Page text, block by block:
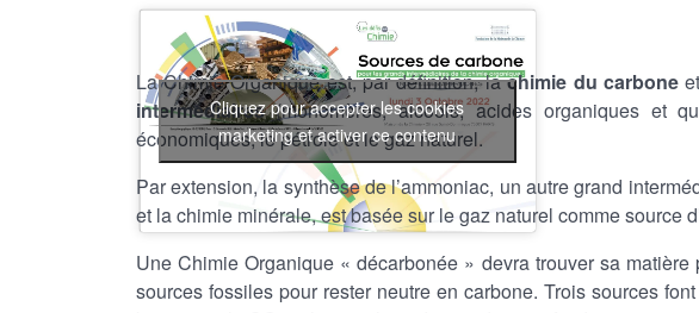
Cliquez pour accepter les cookies
marketing et activer ce contenu
La Chimie Organique est, par définition, lachimie du carbone
intermédiaires(monomères, alcools, acides organiques et
économiques, le pétrole et le gaz naturel.
Par extension, la synthèse de l’ammoniac, un autre grand
et la chimie minérale, est basée sur le gaz naturel comme source
Une Chimie Organique « décarbonée » devra trouver sa
sources fossiles pour rester neutre en carbone. Trois sources